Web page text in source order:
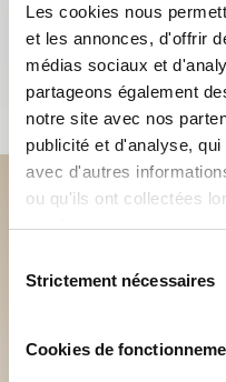
Les cookies nous
et les annonces, d'offrir
médias sociaux et
partageons également
notre site avec nos
publicité et d'analyse,
avec d'autres
ou qu'ils ont collectées
services.
duStrictement nécessaires
Cookies de
Découvrez
en